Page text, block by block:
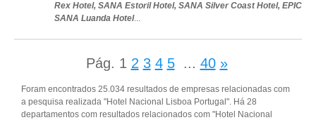
Rex Hotel, SANA Estoril Hotel, SANA Silver Coast Hotel, EPIC
SANA Luanda Hotel...
Pág. 1 2 3 4 5 ... 40 »
Foram encontrados 25.034 resultados de empresas relacionadas com
a pesquisa realizada "Hotel Nacional Lisboa Portugal". Há 28
departamentos com resultados relacionados com "Hotel Nacional